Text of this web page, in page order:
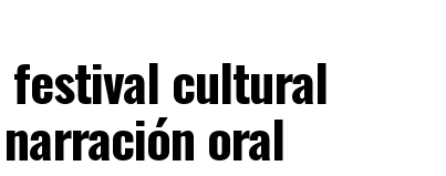
autoridades de gobernación municipal
con el gobierno estatal para coordinar las
realizarán en el Centro Histórico. Asimismo, se
para el comercio informal, garantizando el
del Grito de Independencia.
festival cultural
oral